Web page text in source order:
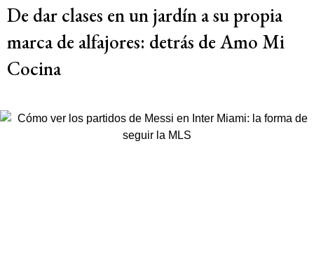
De dar clases en un jardín a su propia
marca de alfajores: detrás de Amo Mi
Cocina